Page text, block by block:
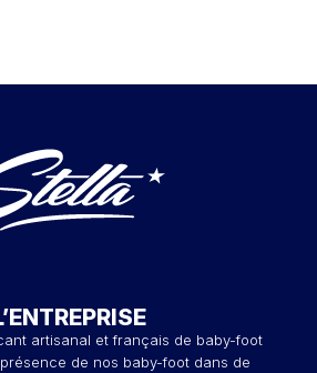
artisanal et français de baby-foot
de nos baby-foot dans de